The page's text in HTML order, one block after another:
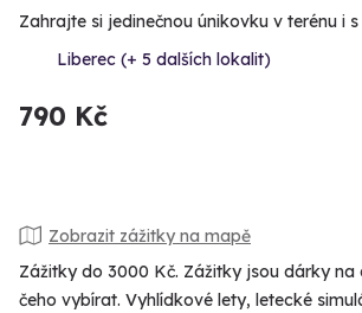
Zahrajte si jedinečnou únikovku v terénu i
Liberec (+ 5 dalších lokalit)
790 Kč
Zobrazit zážitky na mapě
Zážitky do 3000 Kč. Zážitky jsou dárky na
čeho vybírat. Vyhlídkové lety, letecké